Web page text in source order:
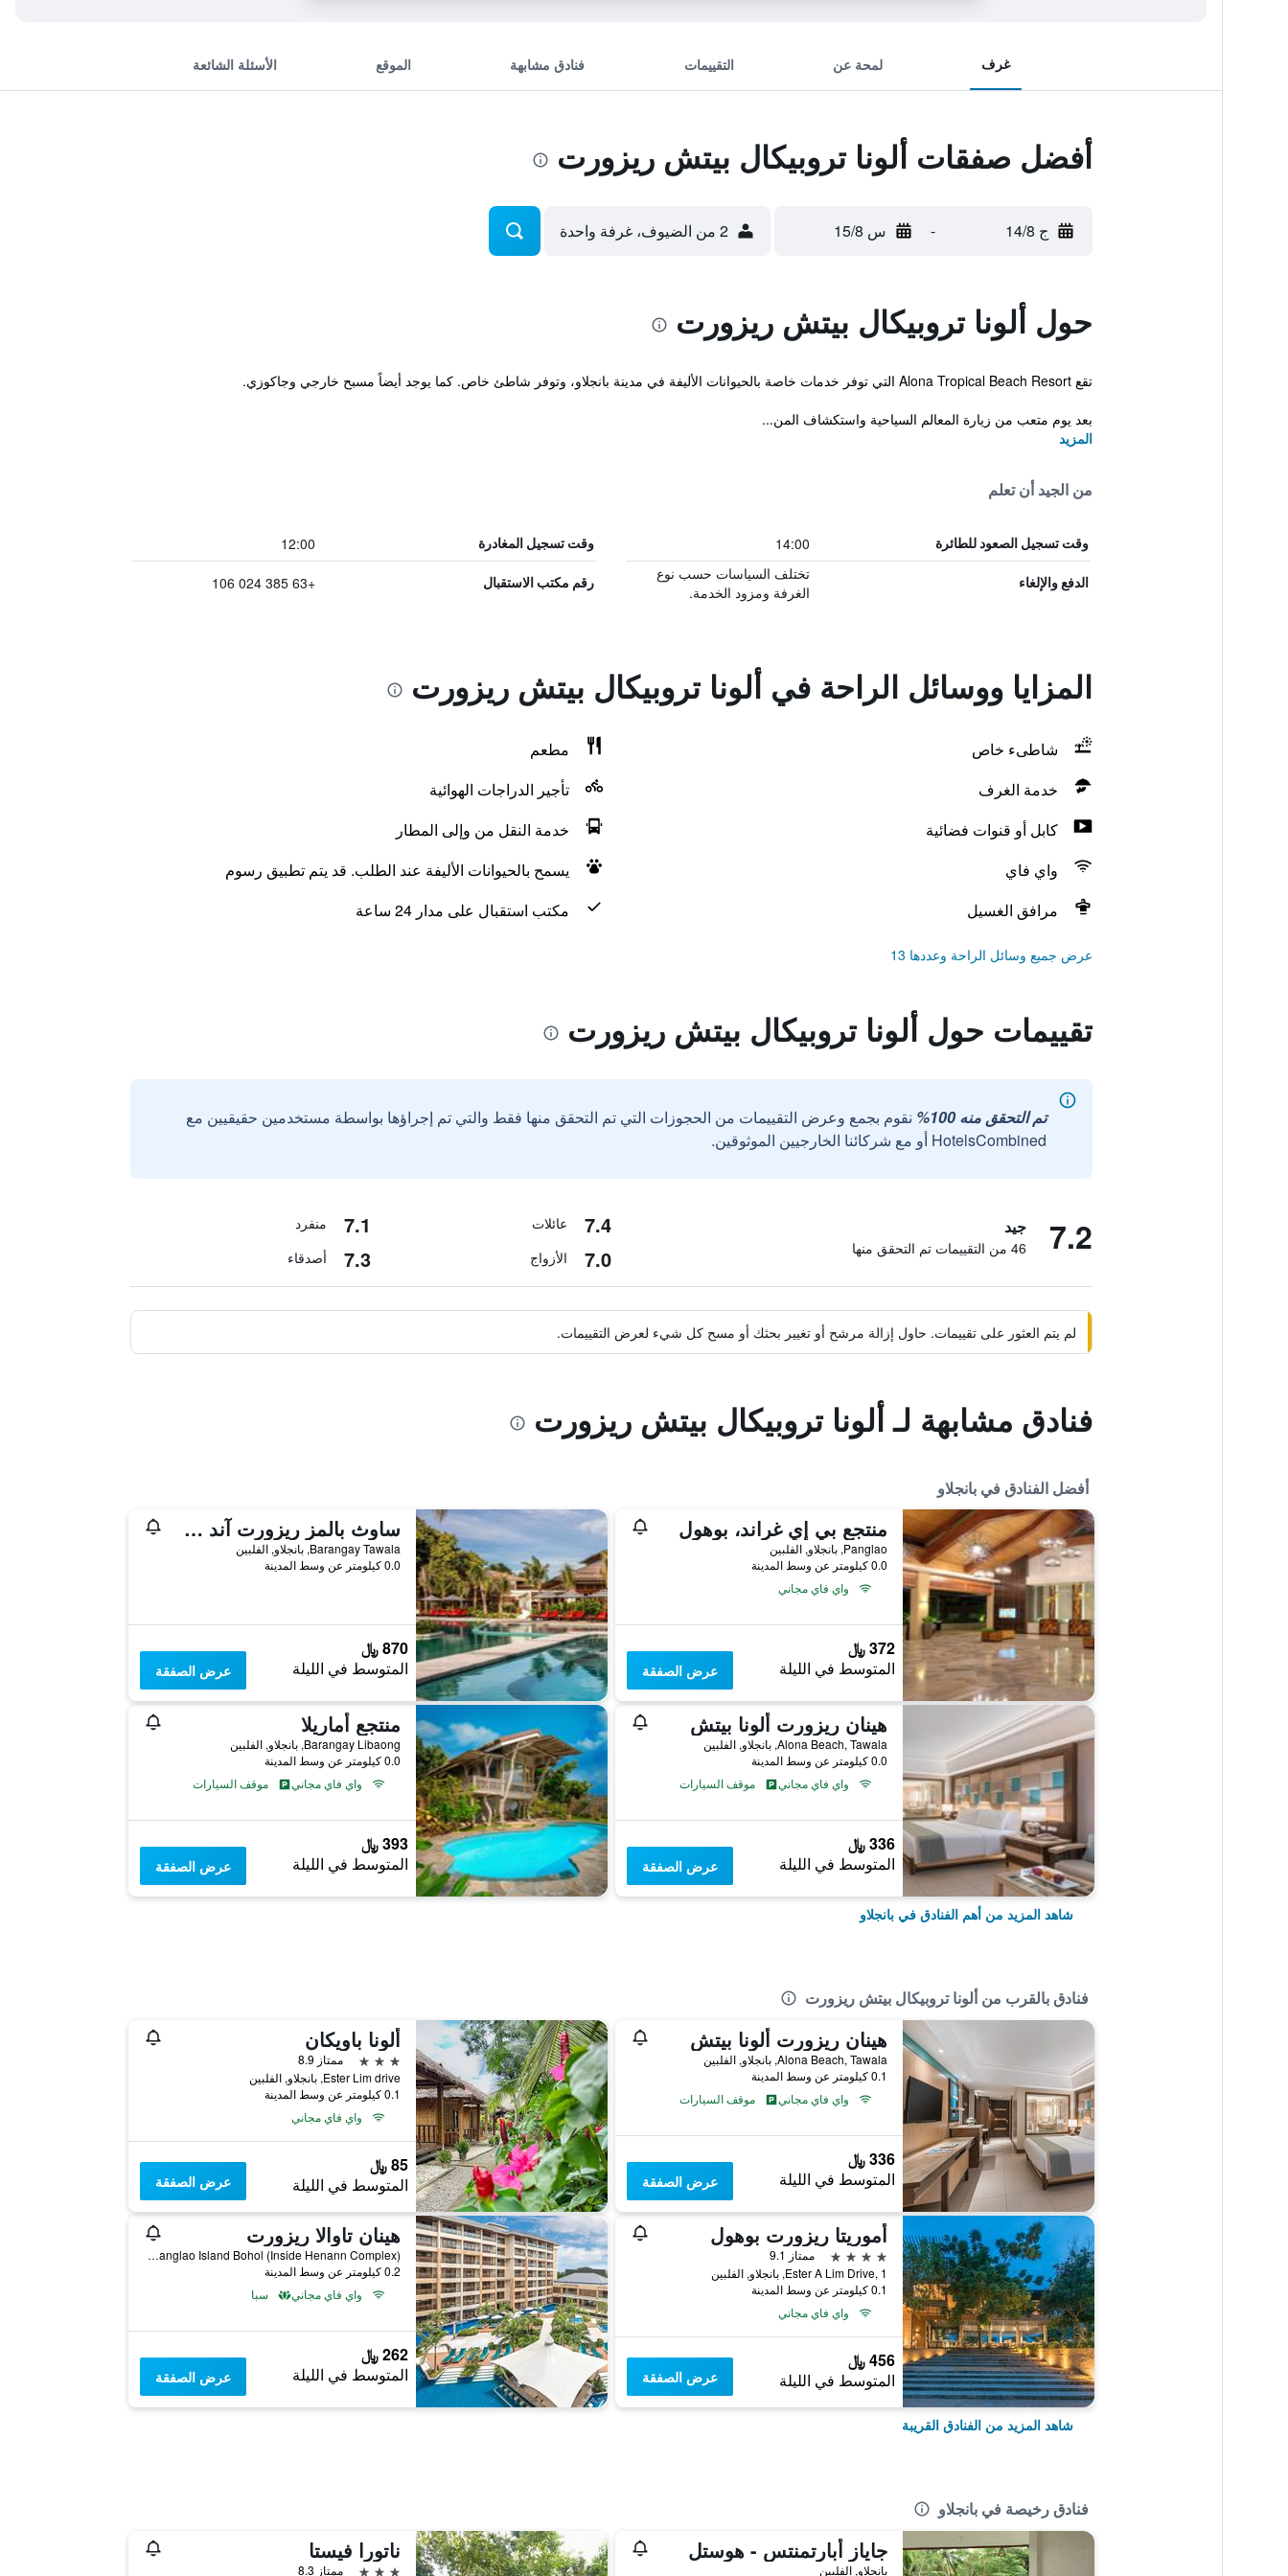
غرف لمحة عن التقييمات فنادق مشابهة الموقع الأسئلة الشائعة
أفضل صفقات ألونا تروبيكال بيتش ريزورت
ج 14/8 - س 15/8 2 من الضيوف، غرفة واحدة
حول ألونا تروبيكال بيتش ريزورت
تقع Alona Tropical Beach Resort التي توفر خدمات خاصة بالحيوانات الأليفة في مدينة بانجلاو، وتوفر شاطئ خاص. كما يوجد أيضاً مسبح خارجي وجاكوزي.
بعد يوم متعب من زيارة المعالم السياحية واستكشاف المن...
المزيد
من الجيد أن تعلم
وقت تسجيل الصعود للطائرة 14:00 وقت تسجيل المغادرة 12:00
الدفع والإلغاء
تختلف السياسات حسب نوع
الغرفة ومزود الخدمة.
رقم مكتب الاستقبال +63 385 024 106
المزايا ووسائل الراحة في ألونا تروبيكال بيتش ريزورت
شاطىء خاص
مطعم
خدمة الغرف
تأجير الدراجات الهوائية
كابل أو قنوات فضائية
خدمة النقل من وإلى المطار
واي فاي
يسمح بالحيوانات الأليفة عند الطلب. قد يتم تطبيق رسوم
مرافق الغسيل
مكتب استقبال على مدار 24 ساعة
عرض جميع وسائل الراحة وعددها 13
تقييمات حول ألونا تروبيكال بيتش ريزورت
تم التحقق منه 100%
نقوم بجمع وعرض التقييمات من الحجوزات التي تم التحقق منها فقط والتي تم إجراؤها بواسطة مستخدمين حقيقيين مع
HotelsCombined أو مع شركائنا الخارجيين الموثوقين.
7.2 جيد
46 من التقييمات تم التحقق منها
7.4 عائلات 7.1 منفرد
7.0 الأزواج 7.3 أصدقاء
لم يتم العثور على تقييمات. حاول إزالة مرشح أو تغيير بحثك أو مسح كل شيء لعرض التقييمات.
فنادق مشابهة لـ ألونا تروبيكال بيتش ريزورت
أفضل الفنادق في بانجلاو
منتجع بي إي غراند، بوهول
Panglao, بانجلاو, الفلبين
0.0 كيلومتر عن وسط المدينة
واي فاي مجاني
372 ﷼
المتوسط في الليلة عرض الصفقة
ساوث بالمز ريزورت آند سبا بانغلاو - إم جاليري كوليكشن
Barangay Tawala, بانجلاو, الفلبين
0.0 كيلومتر عن وسط المدينة
870 ﷼
المتوسط في الليلة عرض الصفقة
هينان ريزورت ألونا بيتش
Alona Beach, Tawala, بانجلاو, الفلبين
0.0 كيلومتر عن وسط المدينة
واي فاي مجاني
موقف السيارات
336 ﷼
المتوسط في الليلة عرض الصفقة
منتجع أماريلا
Barangay Libaong, بانجلاو, الفلبين
0.0 كيلومتر عن وسط المدينة
واي فاي مجاني
موقف السيارات
393 ﷼
المتوسط في الليلة عرض الصفقة
شاهد المزيد من أهم الفنادق في بانجلاو
فنادق بالقرب من ألونا تروبيكال بيتش ريزورت
هينان ريزورت ألونا بيتش
Alona Beach, Tawala, بانجلاو, الفلبين
0.1 كيلومتر عن وسط المدينة
واي فاي مجاني
موقف السيارات
336 ﷼
المتوسط في الليلة عرض الصفقة
ألونا باويكان
3 نجوم
ممتاز 8.9
Ester Lim drive, بانجلاو, الفلبين
0.1 كيلومتر عن وسط المدينة
واي فاي مجاني
85 ﷼
المتوسط في الليلة عرض الصفقة
أموريتا ريزورت بوهول
4 نجوم
ممتاز 9.1
Ester A Lim Drive, 1, بانجلاو, الفلبين
0.1 كيلومتر عن وسط المدينة
واي فاي مجاني
456 ﷼
المتوسط في الليلة عرض الصفقة
هينان تاوالا ريزورت
Brgy. Tawala, Panglao Island Bohol (Inside Henann Complex), بانجلاو, الفلبين
0.2 كيلومتر عن وسط المدينة
واي فاي مجاني
سبا
262 ﷼
المتوسط في الليلة عرض الصفقة
شاهد المزيد من الفنادق القريبة
فنادق رخيصة في بانجلاو
جاياز أبارتمنتس - هوستل
بانجلاو, الفلبين
ناتورا فيستا
3 نجوم ممتاز 8.3